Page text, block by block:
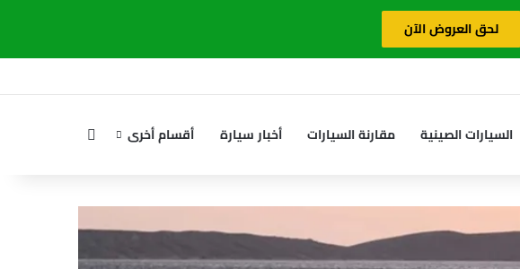
لحق العروض الآن
السيارات الصينية مقارنة السيارات أخبار سيارة أقسام أخرى